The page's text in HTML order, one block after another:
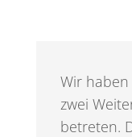
Wir
zwei
betreten.